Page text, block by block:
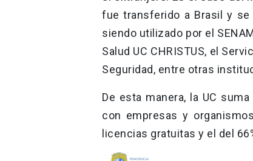
fue transferido a Brasil y se
siendo utilizado por el
Salud UC CHRISTUS, el
Seguridad, entre otras
De esta manera, la UC
con empresas y
licencias gratuitas y el del